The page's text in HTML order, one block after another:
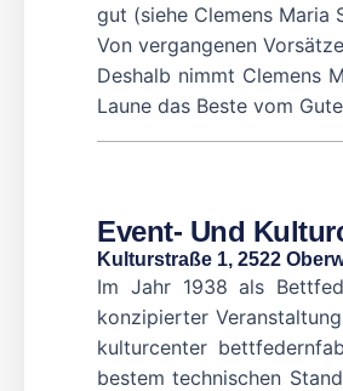
gut (siehe Clemens Maria
Von vergangenen
Deshalb nimmt Clemens
Laune das Beste vom
Event- Und
Kulturstraße 1, 2522
Im Jahr 1938 als
konzipierter
kulturcenter
bestem technischen